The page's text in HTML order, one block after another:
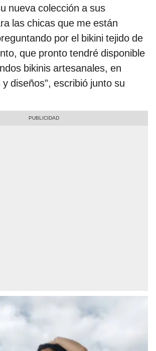
nueva colección a sus
las chicas que me están
por el bikini tejido de
que pronto tendré disponible
bikinis artesanales, en
diseños”, escribió junto su